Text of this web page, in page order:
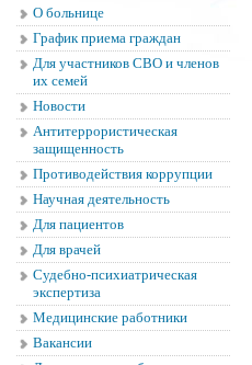
О больнице
График приема граждан
Для участников СВО и членов
их семей
Новости
Антитеррористическая
защищенность
Противодействия коррупции
Научная деятельность
Для пациентов
Для врачей
Судебно-психиатрическая
экспертиза
Медицинские работники
Вакансии